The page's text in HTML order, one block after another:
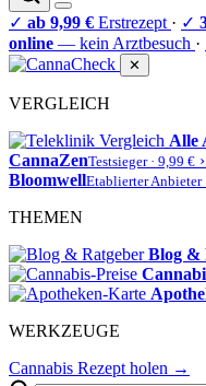
✓ ab 9,99 € Erstrezept · ✓
online — kein Arztbesuch ·
✕
VERGLEICH
Alle
CannaZenTestsieger · 9,99 € ›
BloomwellEtablierter Anbieter
THEMEN
Blog &
WERKZEUGE
Cannabis Rezept holen →